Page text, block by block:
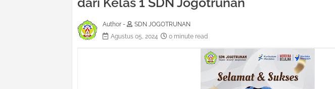
Author -
SDN JOGOTRUNAN
Agustus 05, 2024
0 minute read